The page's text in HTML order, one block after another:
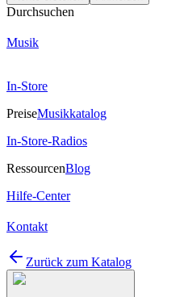
Durchsuchen
Musik
In-Store
PreiseMusikkatalog
In-Store-Radios
RessourcenBlog
Hilfe-Center
Kontakt
Zurück zum Katalog